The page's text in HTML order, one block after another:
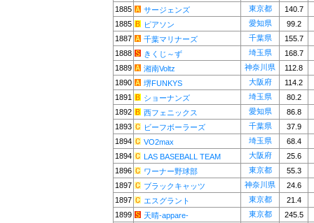
1885
サージェンズ 東京都
140.7
1885
ピアソン 愛知県
99.2
1887
千葉マリナーズ 千葉県
155.7
1888
きくじ～ず 埼玉県
168.7
1889
湘南Voltz 神奈川県
112.8
1890
堺FUNKYS 大阪府
114.2
1891
ショーナンズ 埼玉県
80.2
1892
西フェニックス 愛知県
86.8
1893
ビーフボーラーズ 千葉県
37.9
1894
VO2max 埼玉県
68.4
1894
LAS BASEBALL TEAM 大阪府
25.6
1896
ワーナー野球部 東京都
55.3
1897
ブラックキャッツ 神奈川県
24.6
1897
エスグラント 東京都
21.4
1899
天晴-appare- 東京都 245.5